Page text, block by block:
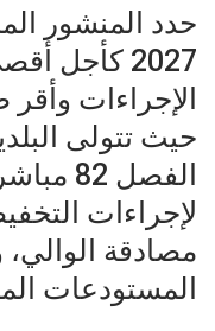
2027 كأجل
الإجراءات
حيث تتولى
الفصل
لإجراءات
مصادقة
المستودعات